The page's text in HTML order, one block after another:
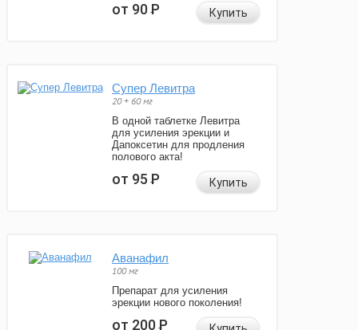
от 90Р Купить
Супер Левитра
20 + 60 мг
В одной таблетке Левитра
для усиления эрекции и
Дапоксетин для продления
полового акта!
от 95Р Купить
Аванафил
100 мг
Препарат для усиления
эрекции нового поколения!
от 200Р